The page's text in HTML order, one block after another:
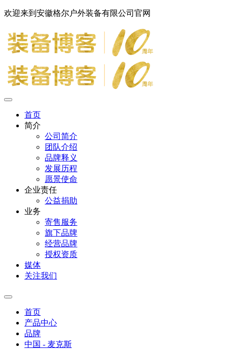
欢迎来到安徽格尔户外装备有限公司官网
首页
简介
公司简介
团队介绍
品牌释义
发展历程
愿景使命
企业责任
公益捐助
业务
寄售服务
旗下品牌
经营品牌
授权资质
媒体
关注我们
首页
产品中心
品牌
中国 - 麦克斯